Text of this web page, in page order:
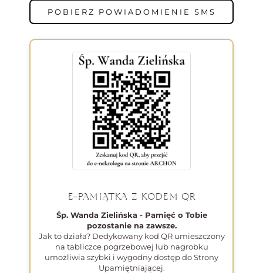
POBIERZ POWIADOMIENIE SMS
E-PAMIĄTKA Z KODEM QR
Śp. Wanda Zielińska - Pamięć o Tobie
pozostanie na zawsze.
Jak to działa? Dedykowany kod QR umieszczony
na tabliczce pogrzebowej lub nagrobku
umożliwia szybki i wygodny dostęp do Strony
Upamiętniającej.